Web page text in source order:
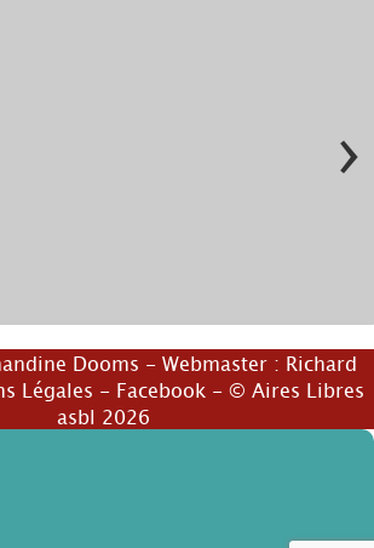
!
›
Dooms - Webmaster : Richard
Légales - Facebook - © Aires Libres
asbl 2026